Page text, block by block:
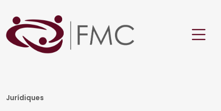
Jurídiques